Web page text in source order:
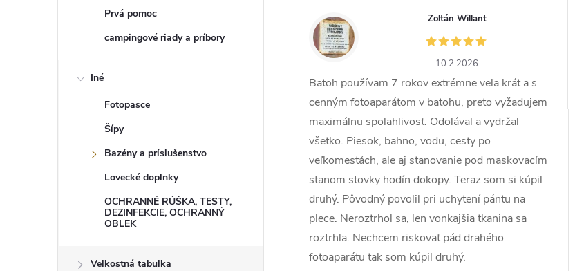
Prvá pomoc
campingové riady a príbory
Iné
Fotopasce
Šípy
Bazény a príslušenstvo
Lovecké doplnky
OCHRANNÉ RÚŠKA, TESTY,
DEZINFEKCIE, OCHRANNÝ
OBLEK
Veľkostná tabuľka
ZW
Zoltán Willant
10.2.2026
Batoh používam 7 rokov extrémne veľa krát a s
cenným fotoaparátom v batohu, preto vyžadujem
maximálnu spoľahlivosť. Odolával a vydržal
všetko. Piesok, bahno, vodu, cesty po
veľkomestách, ale aj stanovanie pod maskovacím
stanom stovky hodín dokopy. Teraz som si kúpil
druhý. Pôvodný povolil pri uchytení pántu na
plece. Neroztrhol sa, len vonkajšia tkanina sa
roztrhla. Nechcem riskovať pád drahého
fotoaparátu tak som kúpil druhý.